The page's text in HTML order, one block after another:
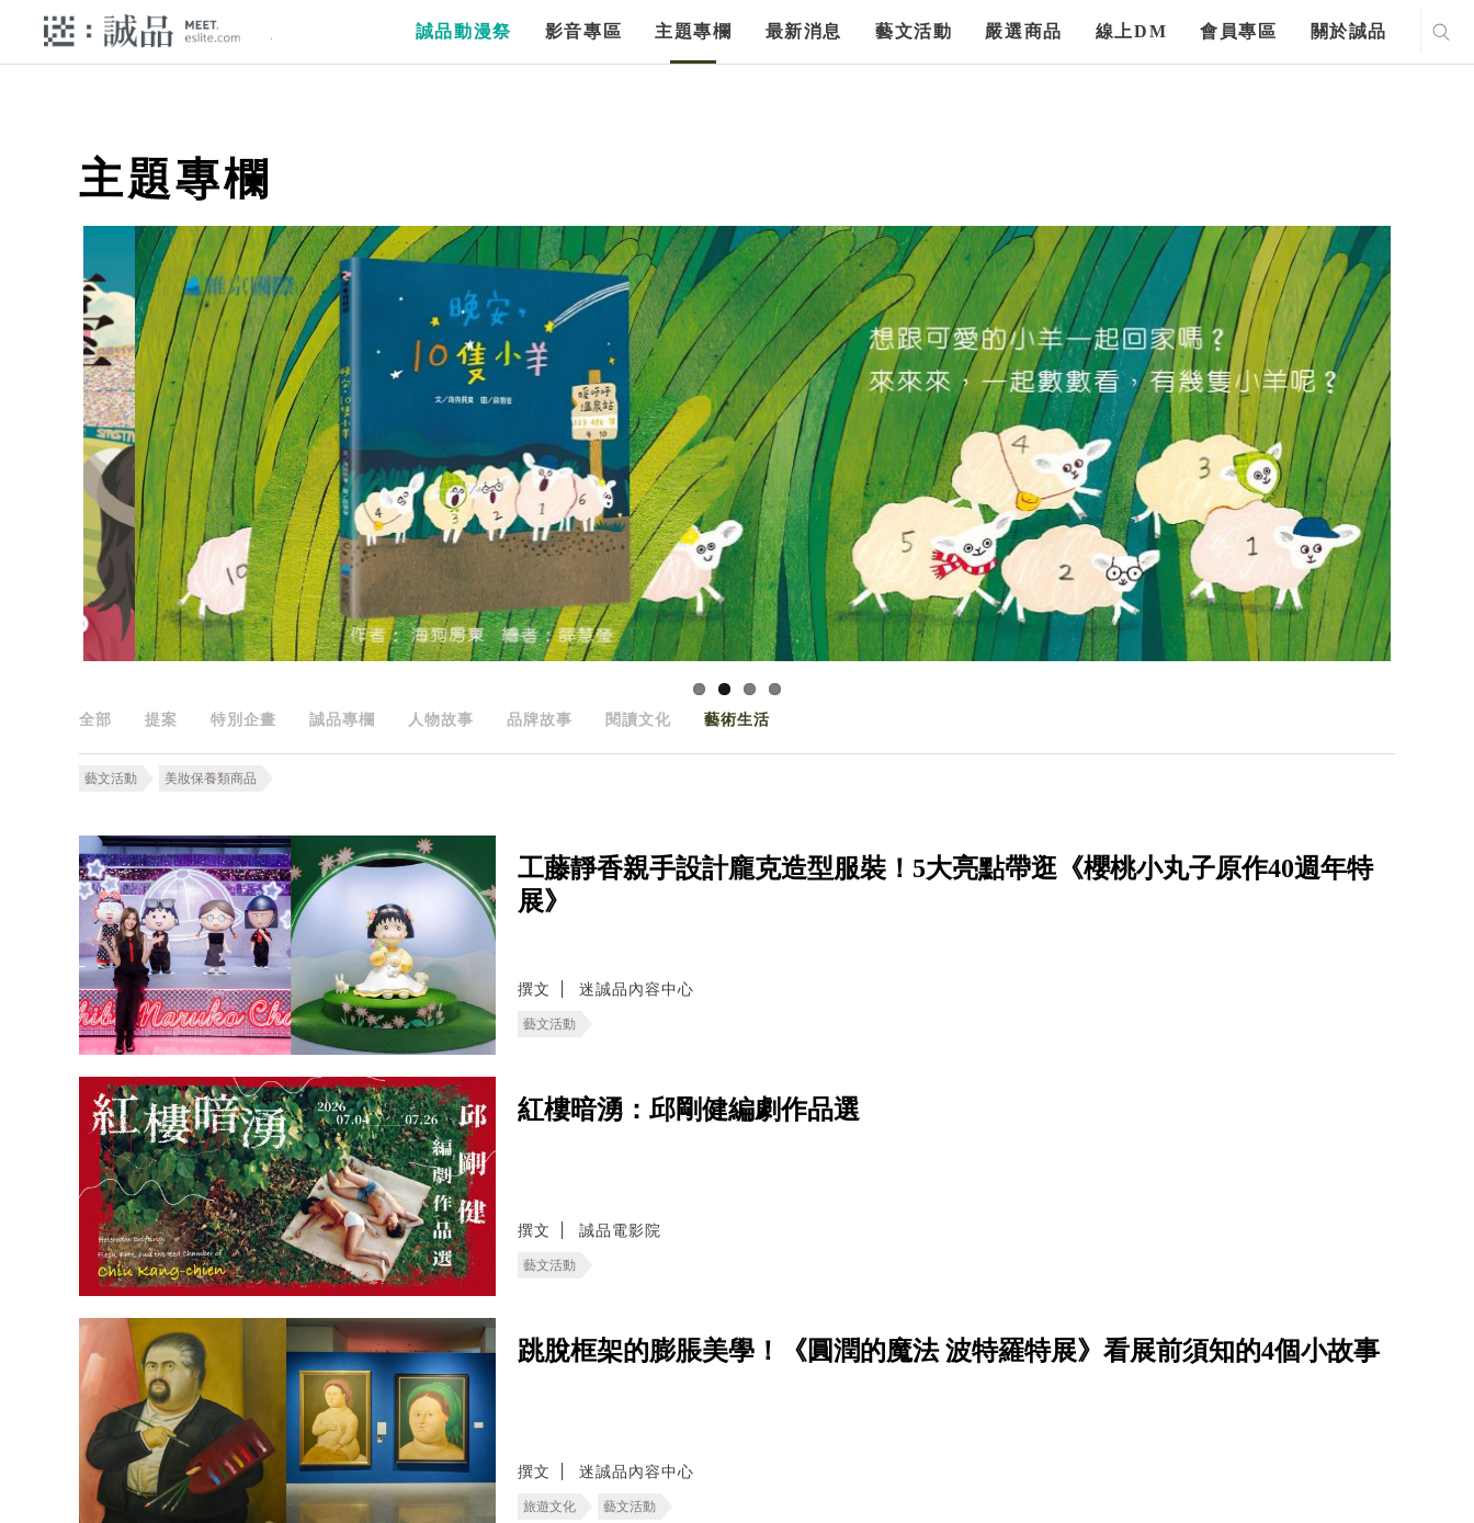
誠品動漫祭 影音專區 主題專欄 最新消息 藝文活動 嚴選商品 線上DM 會員專區 關於誠品
主題專欄
全部 提案 特別企畫 誠品專欄 人物故事 品牌故事 閱讀文化 藝術生活
藝文活動 美妝保養類商品
工藤靜香親手設計龐克造型服裝！5大亮點帶逛《櫻桃小丸子原作40週年特
展》
撰文 迷誠品內容中心
藝文活動
紅樓暗湧：邱剛健編劇作品選
撰文 誠品電影院
藝文活動
跳脫框架的膨脹美學！《圓潤的魔法 波特羅特展》看展前須知的4個小故事
撰文 迷誠品內容中心
旅遊文化 藝文活動